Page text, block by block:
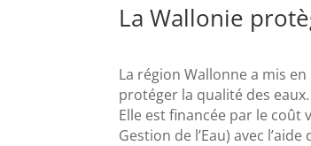
La Wallonie
La région Wallonne a mis
protéger la qualité des
Elle est financée par le coût
Gestion de l’Eau) avec